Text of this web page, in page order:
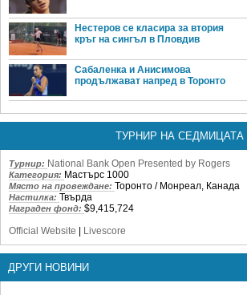
Нестеров се класира за втория
кръг на сингъл в Пловдив
Сабаленка и Анисимова
продължават напред в Торонто
ТУРНИР НА СЕДМИЦАТА
Турнир: National Bank Open Presented by Rogers
Категория: Мастърс 1000
Място на провеждане: Торонто / Монреал, Канада
Настилка: Твърда
Награден фонд: $9,415,724
Official Website
Livescore
ДРУГИ НОВИНИ